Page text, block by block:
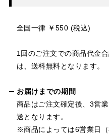
全国一律 ￥550 (税込)
1回のご注文での商品代金
は、送料無料となります。
お届けまでの期間
商品はご注文確定後、3営
送となります。
※商品によっては6営業日